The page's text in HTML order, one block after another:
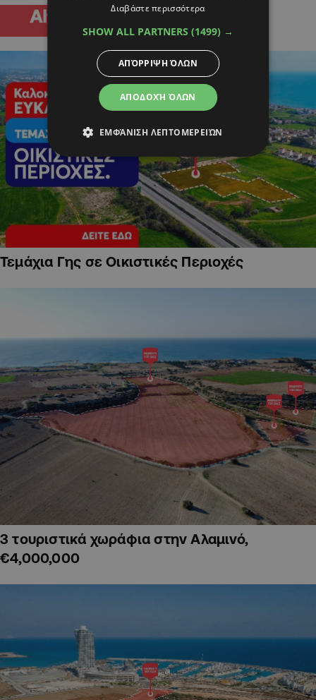
Τεμάχια Γης σε Οικιστικές Περιοχές
3 τουριστικά χωράφια στην Αλαμινό,
€4,000,000
Διαβάστε περισσότερα
SHOW ALL PARTNERS (1499) →
ΑΠΟΔΟΧΉ ΌΛΩΝ
ΑΠΌΡΡΙΨΗ ΌΛΩΝ
ΕΜΦΆΝΙΣΗ ΛΕΠΤΟΜΕΡΕΙΏΝ